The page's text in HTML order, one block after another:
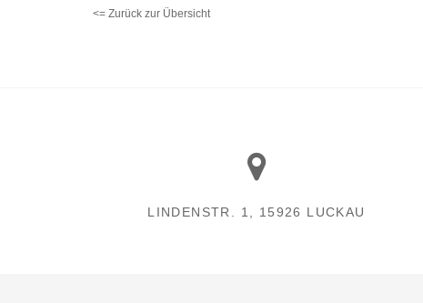
<= Zurück zur Übersicht
LINDENSTR. 1, 15926 LUCKAU